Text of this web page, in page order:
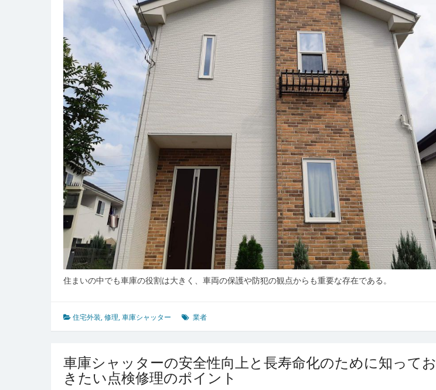
業
者
寿
命
を
実
す
コ
住まいの中でも車庫の役割は大きく、車両の保護や防犯の観点からも重要な存在である。
住宅外装,修理,車庫シャッター 業者
車庫シャッターの安全性向上と長寿命化のために知ってお
きたい点検修理のポイント